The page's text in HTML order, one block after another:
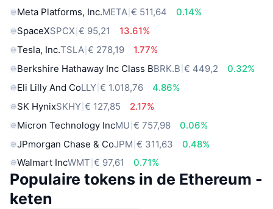
Meta Platforms, Inc.META € 511,64
0.14%
SpaceXSPCX € 95,21
13.61%
Tesla, Inc.TSLA € 278,19
1.77%
Berkshire Hathaway Inc Class BBRK.B € 449,2
0.32%
Eli Lilly And CoLLY € 1.018,76
4.86%
SK HynixSKHY € 127,85
2.17%
Micron Technology IncMU € 757,98
0.06%
JPmorgan Chase & CoJPM € 311,63
0.48%
Walmart IncWMT € 97,61 0.71%
Populaire tokens in de Ethereum -
keten